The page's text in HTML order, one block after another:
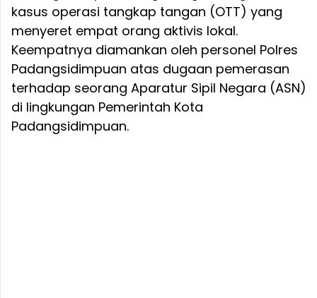
kasus operasi tangkap tangan (OTT) yang
menyeret empat orang aktivis lokal.
Keempatnya diamankan oleh personel Polres
Padangsidimpuan atas dugaan pemerasan
terhadap seorang Aparatur Sipil Negara (ASN)
di lingkungan Pemerintah Kota
Padangsidimpuan.